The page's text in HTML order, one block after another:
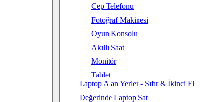
Cep Telefonu
Fotoğraf Makinesi
Oyun Konsolu
Akıllı Saat
Monitör
Tablet
Laptop Alan Yerler - Sıfır & İkinci El
Değerinde Laptop Sat